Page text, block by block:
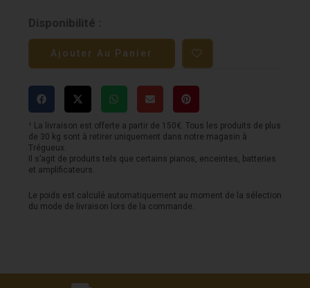
Disponibilité :
quantité
de
Cymbale
MEINL
Pure
Alloy
china
18
Ajouter Au Panier
¹ La livraison est offerte a partir de 150€. Tous les produits de plus
de 30 kg sont à retirer uniquement dans notre magasin à
Trégueux.
Il s’agit de produits tels que certains pianos, enceintes, batteries
et amplificateurs.
Le poids est calculé automatiquement au moment de la sélection
du mode de livraison lors de la commande.